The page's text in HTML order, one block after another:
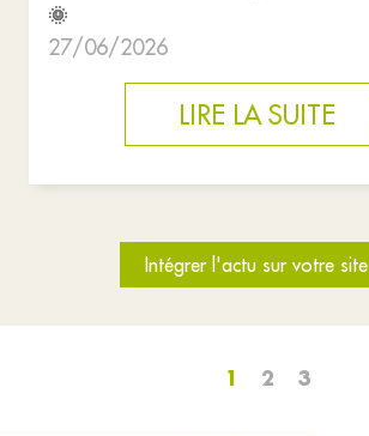
🌞
27/06/2026
LIRE LA SUITE
Intégrer l'actu sur votre site
1 2 3